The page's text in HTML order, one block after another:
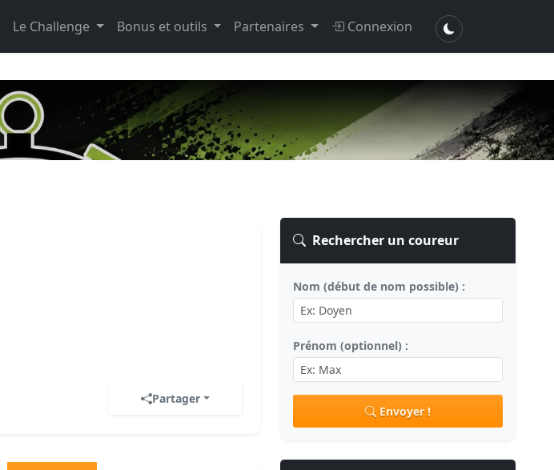
Le Challenge Bonus et outils Partenaires Connexion
Partager
Rechercher un coureur
Nom (début de nom possible) :
Prénom (optionnel) :
Envoyer !